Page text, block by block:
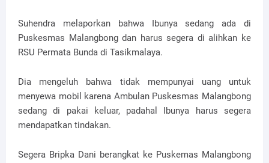
Suhendra melaporkan bahwa Ibunya sedang ada di
Puskesmas Malangbong dan harus segera di alihkan ke
RSU Permata Bunda di Tasikmalaya.
Dia mengeluh bahwa tidak mempunyai uang untuk
menyewa mobil karena Ambulan Puskesmas Malangbong
sedang di pakai keluar, padahal Ibunya harus segera
mendapatkan tindakan.
Segera Bripka Dani berangkat ke Puskemas Malangbong